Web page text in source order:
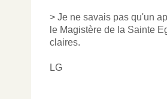
> Je ne savais pas qu'un
le Magistère de la Sainte
claires.
LG